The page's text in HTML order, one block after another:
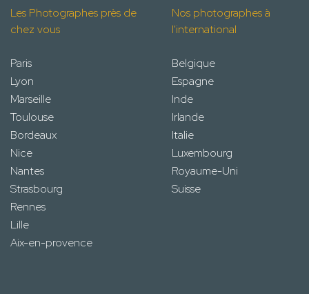
Les Photographes près de
chez vous
Paris
Lyon
Marseille
Toulouse
Bordeaux
Nice
Nantes
Strasbourg
Rennes
Lille
Aix-en-provence
Nos photographes à
l'international
Belgique
Espagne
Inde
Irlande
Italie
Luxembourg
Royaume-Uni
Suisse